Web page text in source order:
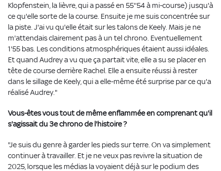
Klopfenstein, la lièvre, qui a passé en 55''54 à mi-course) jusqu'à
ce qu'elle sorte de la course. Ensuite je me suis concentrée sur
la piste. J'ai vu qu'elle était sur les talons de Keely. Mais je ne
m'attendais clairement pas à un tel chrono. Eventuellement
1'55 bas. Les conditions atmosphériques étaient aussi idéales.
Et quand Audrey a vu que ça partait vite, elle a su se placer en
tête de course derrière Rachel. Elle a ensuite réussi à rester
dans le sillage de Keely, qui a elle-même été surprise par ce qu'a
réalisé Audrey."
Vous-êtes vous tout de même enflammée en comprenant qu'il
s'agissait du 3e chrono de l'histoire ?
"Je suis du genre à garder les pieds sur terre. On va simplement
continuer à travailler. Et je ne veux pas revivre la situation de
2025, lorsque les médias la voyaient déjà sur le podium des